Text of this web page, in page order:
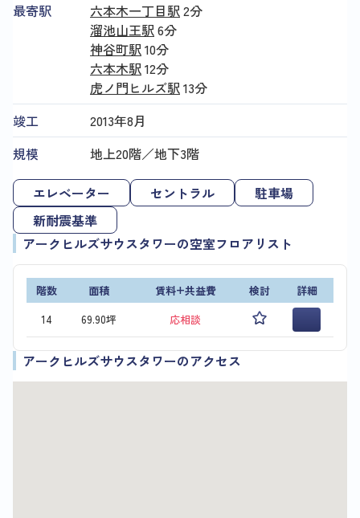
最寄駅
六本木一丁目駅2分
溜池山王駅6分
神谷町駅10分
六本木駅12分
虎ノ門ヒルズ駅13分
竣工
2013年8月
規模
地上20階／地下3階
エレベーター セントラル
駐車場
新耐震基準
アークヒルズサウスタワーの空室フロアリスト
階数 面積 賃料+共益費 検討
詳細
14
69.90坪 応相談
アークヒルズサウスタワーのアクセス